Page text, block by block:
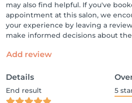
may also find helpful. If you've
appointment at this salon, we
your experience by leaving a
make informed decisions about
Add review
Details
End result 5